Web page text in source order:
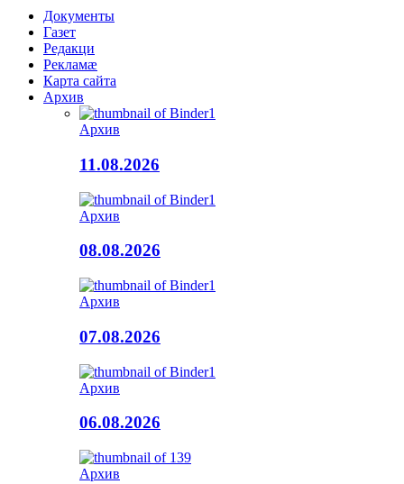
Документы
Газет
Редакци
Рекламæ
Карта сайта
Архив
Архив
11.08.2026
Архив
08.08.2026
Архив
07.08.2026
Архив
06.08.2026
Архив